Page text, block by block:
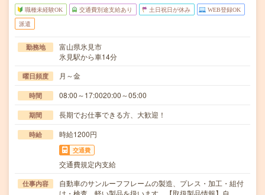
職種未経験OK 交通費別途支給あり 土日祝日が休み WEB登録OK
派遣
勤務地
富山県氷見市
氷見駅から車14分
曜日頻度 月～金
時間 08:00～17:0020:00～05:00
期間 長期でお仕事できる方、大歓迎！
時給 時給1200円
交通費
交通費規定内支給
仕事内容
自動車のサンルーフフレームの製造、プレス・加工・組付
け・検査、軽い製品を扱います。【取扱製品情報】自…